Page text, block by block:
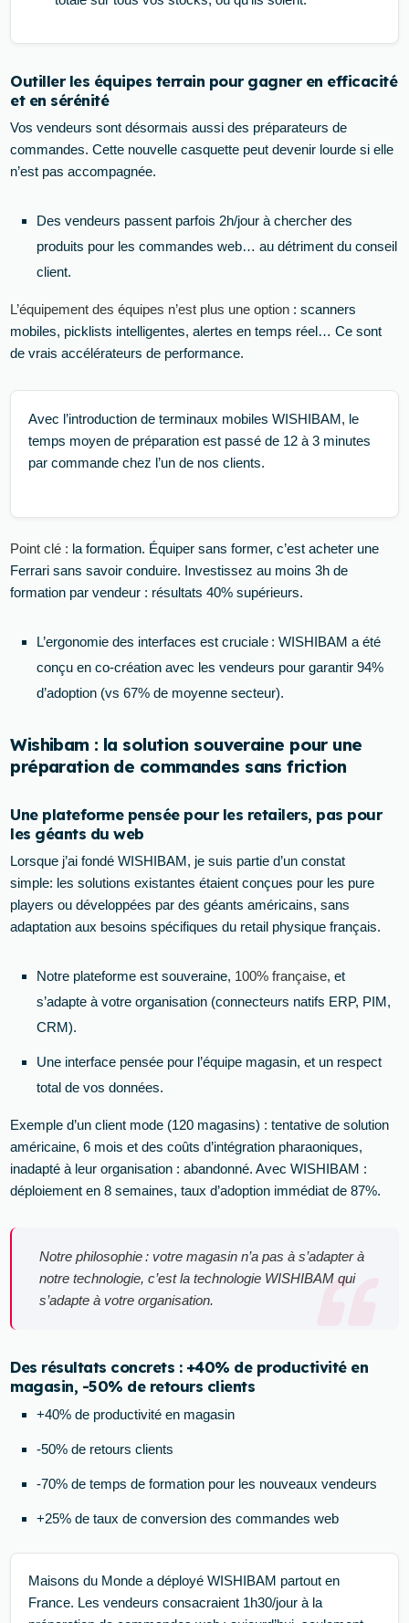
Outiller les équipes terrain pour gagner en efficacité
et en sérénité
Vos vendeurs sont désormais aussi des préparateurs de
commandes. Cette nouvelle casquette peut devenir lourde si elle
n’est pas accompagnée.
Des vendeurs passent parfois 2h/jour à chercher des
produits pour les commandes web… au détriment du conseil
client.
L’équipement des équipes n’est plus une option : scanners
mobiles, picklists intelligentes, alertes en temps réel… Ce sont
de vrais accélérateurs de performance.
Avec l’introduction de terminaux mobiles WISHIBAM, le
temps moyen de préparation est passé de 12 à 3 minutes
par commande chez l’un de nos clients.
Point clé : la formation. Équiper sans former, c’est acheter une
Ferrari sans savoir conduire. Investissez au moins 3h de
formation par vendeur : résultats 40% supérieurs.
L’ergonomie des interfaces est cruciale : WISHIBAM a été
conçu en co-création avec les vendeurs pour garantir 94%
d’adoption (vs 67% de moyenne secteur).
Wishibam : la solution souveraine pour une
préparation de commandes sans friction
Une plateforme pensée pour les retailers, pas pour
les géants du web
Lorsque j’ai fondé WISHIBAM, je suis partie d’un constat
simple: les solutions existantes étaient conçues pour les pure
players ou développées par des géants américains, sans
adaptation aux besoins spécifiques du retail physique français.
Notre plateforme est souveraine, 100% française, et
s’adapte à votre organisation (connecteurs natifs ERP, PIM,
CRM).
Une interface pensée pour l’équipe magasin, et un respect
total de vos données.
Exemple d’un client mode (120 magasins) : tentative de solution
américaine, 6 mois et des coûts d’intégration pharaoniques,
inadapté à leur organisation : abandonné. Avec WISHIBAM :
déploiement en 8 semaines, taux d’adoption immédiat de 87%.
Notre philosophie : votre magasin n’a pas à s’adapter à
notre technologie, c’est la technologie WISHIBAM qui
s’adapte à votre organisation.
Des résultats concrets : +40% de productivité en
magasin, -50% de retours clients
+40% de productivité en magasin
-50% de retours clients
-70% de temps de formation pour les nouveaux vendeurs
+25% de taux de conversion des commandes web
Maisons du Monde a déployé WISHIBAM partout en
France. Les vendeurs consacraient 1h30/jour à la